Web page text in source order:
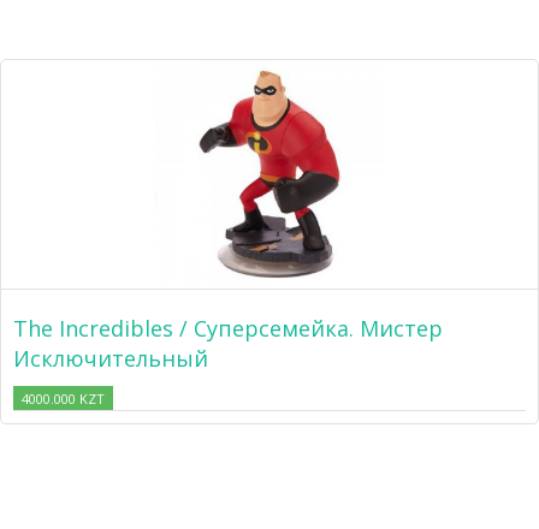
The Incredibles / Суперсемейка. Мистер
Исключительный
4000.000 KZT